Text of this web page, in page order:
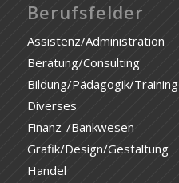
Berufsfelder
Assistenz/Administration
Beratung/Consulting
Bildung/Pädagogik/Training
Diverses
Finanz-/Bankwesen
Grafik/Design/Gestaltung
Handel